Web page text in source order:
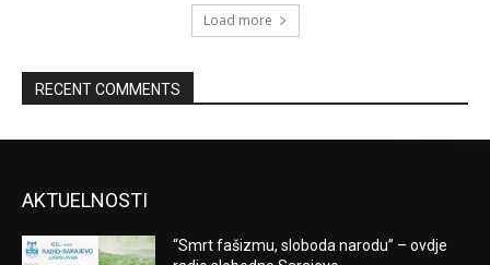
Load more
RECENT COMMENTS
AKTUELNOSTI
“Smrt fašizmu, sloboda narodu” – ovdje